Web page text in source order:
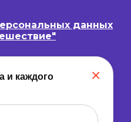
данных
×
и каждого